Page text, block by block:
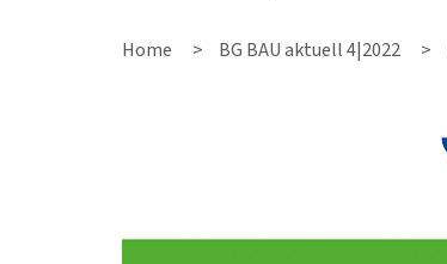
Home BG BAU aktuell 4|2022